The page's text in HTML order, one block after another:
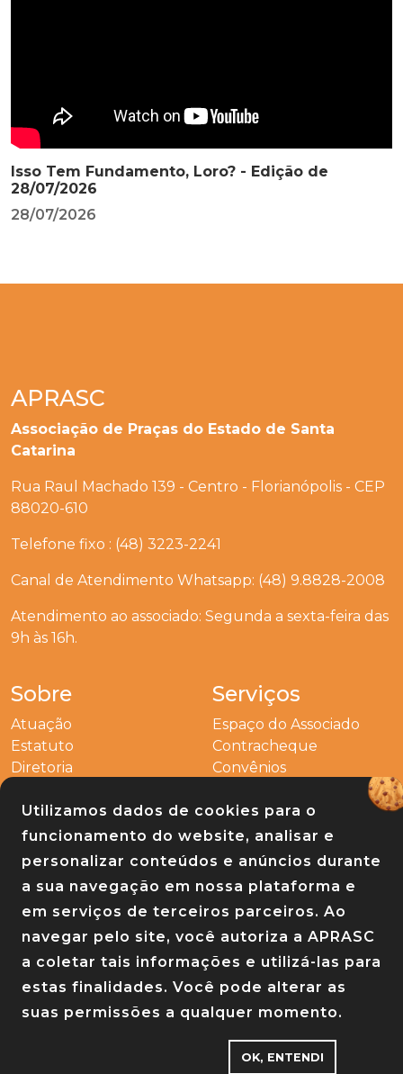
Isso Tem Fundamento, Loro? - Edição de
28/07/2026
28/07/2026
Utilizamos dados de cookies para o
funcionamento do website, analisar e
personalizar conteúdos e anúncios durante
a sua navegação em nossa plataforma e
em serviços de terceiros parceiros. Ao
navegar pelo site, você autoriza a APRASC
a coletar tais informações e utilizá-las para
estas finalidades. Você pode alterar as
suas permissões a qualquer momento.
OK, ENTENDI
APRASC
Associação de Praças do Estado de Santa
Catarina
Rua Raul Machado 139 - Centro - Florianópolis - CEP
88020-610
Telefone fixo : (48) 3223-2241
Canal de Atendimento Whatsapp: (48) 9.8828-2008
Atendimento ao associado: Segunda a sexta-feira das
9h às 16h.
Sobre
Atuação
Estatuto
Diretoria
Serviços
Espaço do Associado
Contracheque
Convênios
Outros
Entre em contato
Links
Baixe nosso app